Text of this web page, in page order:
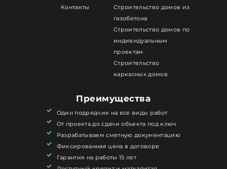
Контакты
Строительство домов из
газобетона
Строительство домов по
индивидуальным
проектам
Строительство
каркасных домов
Преимущества
Один подрядчик на все виды работ
От проекта до сдачи объекта под ключ
Разрабатываем сметную документацию
Фиксированная цена в договоре
Гарантия на работы 15 лет